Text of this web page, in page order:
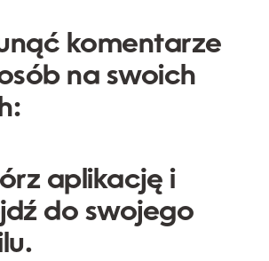
komentarze
na swoich
aplikację i
do swojego